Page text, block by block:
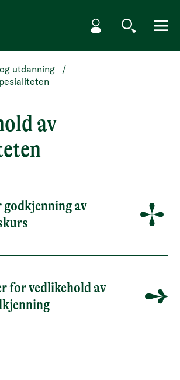
Min side
Søk Meny
utdanning
/
av
av
for vedlikehold av